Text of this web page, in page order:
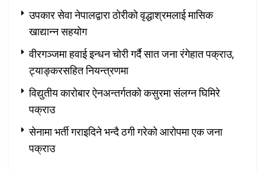
उपकार सेवा नेपालद्वारा ठोरीको वृद्धाश्रमलाई मासिक
खाद्यान्न सहयोग
वीरगञ्जमा हवाई इन्धन चोरी गर्दै सात जना रंगेहात पक्राउ,
ट्याङ्करसहित नियन्त्रणमा
विद्युतीय कारोबार ऐनअन्तर्गतको कसुरमा संलग्न घिमिरे
पक्राउ
सेनामा भर्ती गराइदिने भन्दै ठगी गरेको आरोपमा एक जना
पक्राउ